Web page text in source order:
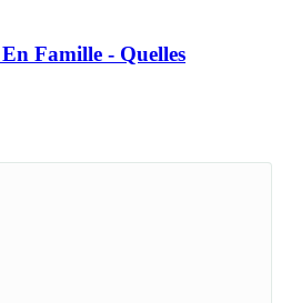
Du Sud Au Nord Du
Michelin Au Laos à